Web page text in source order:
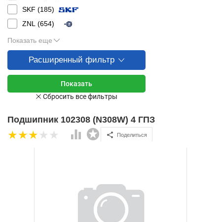
SKF (185)
ZNL (654)
Показать еще
Расширенный фильтр
Подшипник 102308 (N308W) 4 ГПЗ
Поделиться